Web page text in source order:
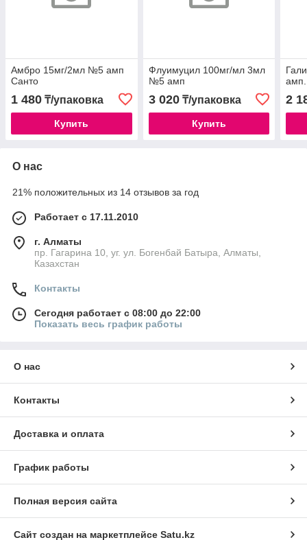
Амбро 15мг/2мл №5 амп
Санто
1 480 ₸/упаковка
Купить
Флуимуцил 100мг/мл 3мл
№5 амп
3 020₸/упаковка
Купить
амп.
2
О нас
21% положительных из 14 отзывов за год
Работает с 17.11.2010
г. Алматы
пр. Гагарина 10, уг. ул. Богенбай Батыра, Алматы,
Казахстан
Контакты
Сегодня работает с 08:00 до 22:00
Показать весь график работы
О нас
Контакты
Доставка и оплата
График работы
Полная версия сайта
Сайт создан на маркетплейсе Satu.kz